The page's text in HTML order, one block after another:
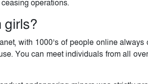
operations.
girls?
with 1000’s of people online always
You can meet individuals from all